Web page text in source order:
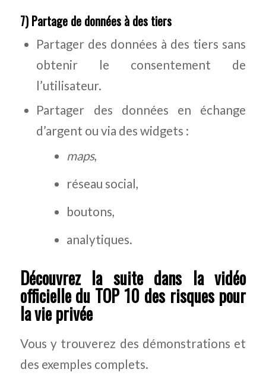
7) Partage de données à des tiers
Partager des données à des tiers sans
obtenir le consentement de
l’utilisateur.
Partager des données en échange
d’argent ou via des widgets :
maps,
réseau social,
boutons,
analytiques.
Découvrez la suite dans la vidéo
officielle du TOP 10 des risques pour
la vie privée
Vous y trouverez des démonstrations et
des exemples complets.